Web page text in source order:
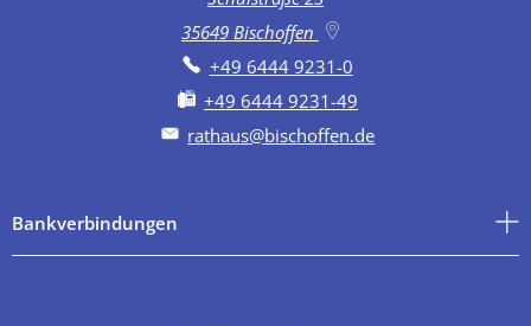
35649 Bischoffen
+49 6444 9231-0
+49 6444 9231-49
rathaus@bischoffen.de
Bankverbindungen